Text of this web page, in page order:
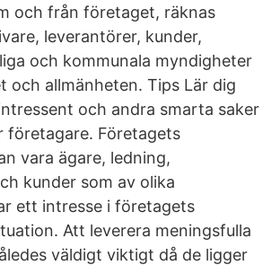
och från företaget, räknas
leverantörer, kunder,
och kommunala myndigheter
och allmänheten. Tips Lär dig
och andra smarta saker
företagare. Företagets
vara ägare, ledning,
kunder som av olika
ett intresse i företagets
Att leverera meningsfulla
väldigt viktigt då de ligger